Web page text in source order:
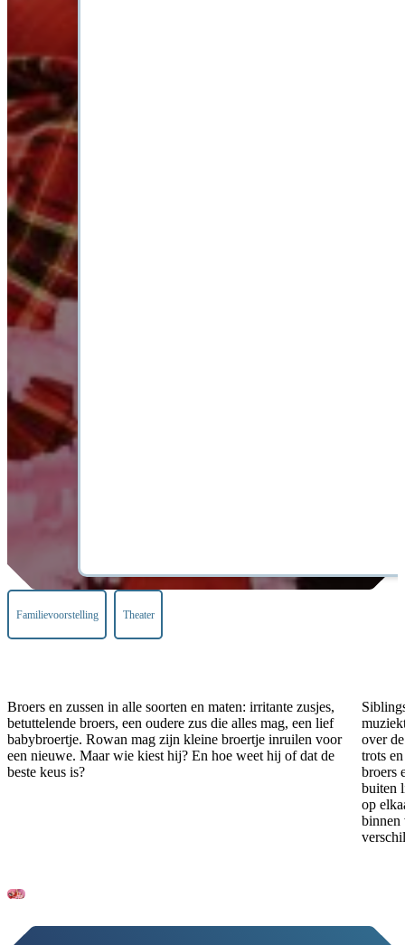
Familievoorstelling Theater
Broers en zussen in alle soorten en maten: irritante zusjes,
betuttelende broers, een oudere zus die alles mag, een lief
babybroertje. Rowan mag zijn kleine broertje inruilen voor
een nieuwe. Maar wie kiest hij? En hoe weet hij of dat de
beste keus is?
over
trots
broers
buiten
op
binnen